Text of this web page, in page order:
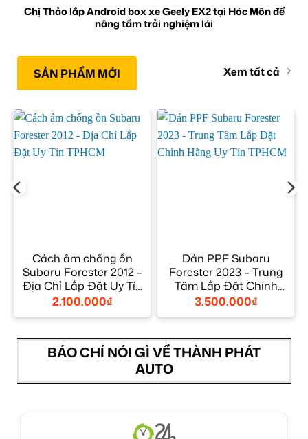
Chị Thảo lắp Android box xe Geely EX2 tại Hóc Môn để
nâng tầm trải nghiệm lái
SẢN PHẨM MỚI Xem tất cả
Cách âm chống ồn
Subaru Forester 2012 –
Địa Chỉ Lắp Đặt Uy Tín
TPHCM
2.100.000₫
Dán PPF Subaru
Forester 2023 – Trung
Tâm Lắp Đặt Chính
Hãng Uy Tín TPHCM
3.500.000₫
BÁO CHÍ NÓI GÌ VỀ THÀNH PHÁT
AUTO